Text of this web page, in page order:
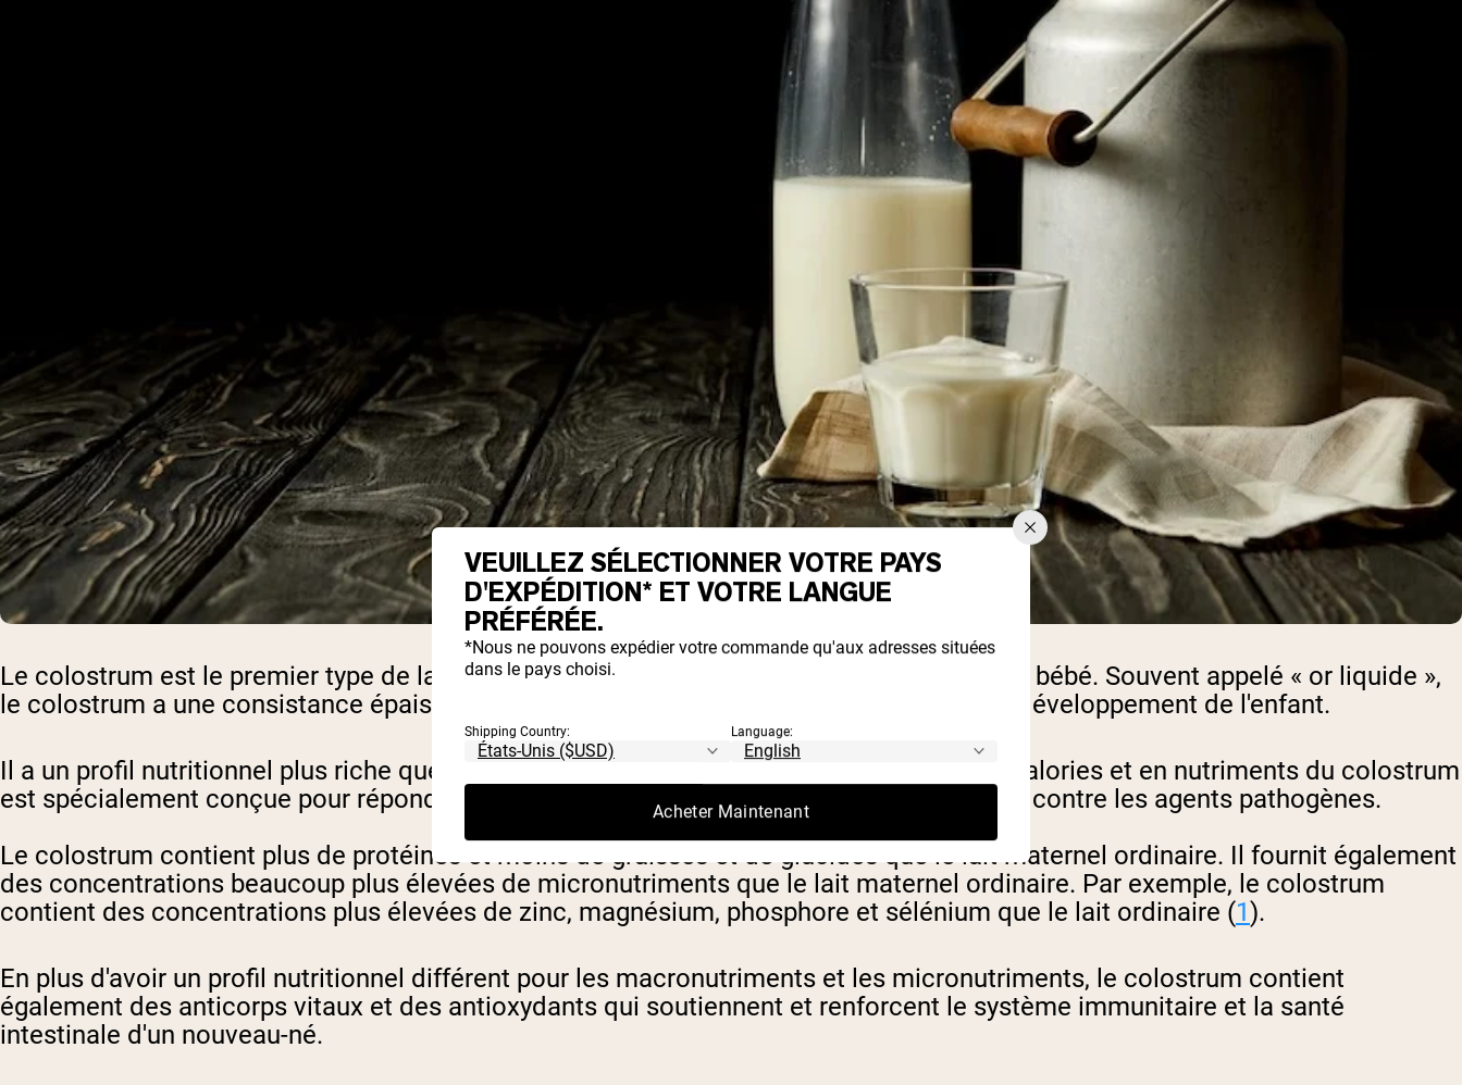
Le colostrum est le premier type de lait que les mères produisent après la naissance d'un bébé. Souvent appelé « or liquide »,
le colostrum a une consistance épaisse et une teinte jaune qui joue un rôle vital dans le développement de l'enfant.
Il a un profil nutritionnel plus riche que le lait mature ordinaire. La teneur plus élevée en calories et en nutriments du colostrum
est spécialement conçue pour répondre aux besoins d'un nouveau-né et protéger l'enfant contre les agents pathogènes.
Le colostrum contient plus de protéines et moins de graisses et de glucides que le lait maternel ordinaire. Il fournit également
des concentrations beaucoup plus élevées de micronutriments que le lait maternel ordinaire. Par exemple, le colostrum
contient des concentrations plus élevées de zinc, magnésium, phosphore et sélénium que le lait ordinaire (1).
En plus d'avoir un profil nutritionnel différent pour les macronutriments et les micronutriments, le colostrum contient
également des anticorps vitaux et des antioxydants qui soutiennent et renforcent le système immunitaire et la santé
intestinale d'un nouveau-né.
VEUILLEZ SÉLECTIONNER VOTRE PAYS
D'EXPÉDITION* ET VOTRE LANGUE
PRÉFÉRÉE.
*Nous ne pouvons expédier votre commande qu'aux adresses situées
dans le pays choisi.
Shipping Country: Language:
Acheter Maintenant